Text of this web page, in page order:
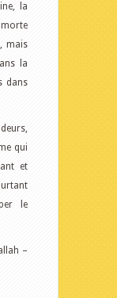
la
mais
la
dans
qui
et
le
–